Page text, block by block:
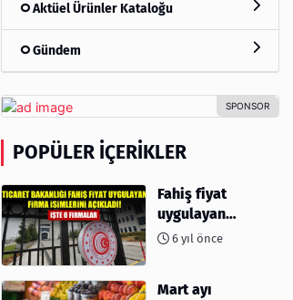
Aktüel Ürünler Kataloğu
Gündem
POPÜLER İÇERIKLER
Fahiş fiyat
uygulayan
firmalar açıklandı
6 yıl önce
Mart ayı